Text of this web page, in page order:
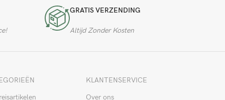
GRATIS VERZENDING
Altijd Zonder Kosten
KLANTENSERVICE
Over ons